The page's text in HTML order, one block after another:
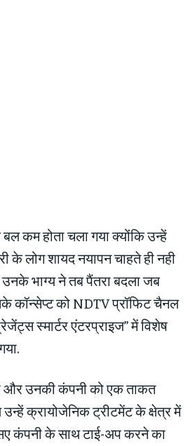
कम होता चला गया क्योंकि उन्हें
के लोग शायद नयापन चाहते ही नही
भाग्य ने तब पैंतरा बदला जब
कॉन्सेप्ट को NDTV प्रॉफिट चैनल
स्मार्टर एंटरप्राइज” में विशेष
उनकी कंपनी को एक ताकत
क्रायोजेनिक ट्रीटमेंट के क्षेत्र में
कंपनी के साथ टाई-अप करने का